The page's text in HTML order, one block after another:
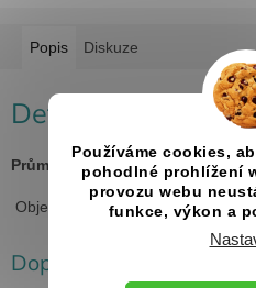
Používáme cookies,
pohodlné prohlížení
provozu webu
funkce, výkon a
Popis Diskuze
Detailní popis
Průměr: 5 cm
Objednávky pouze od 10 ks
Doplňkové parametry